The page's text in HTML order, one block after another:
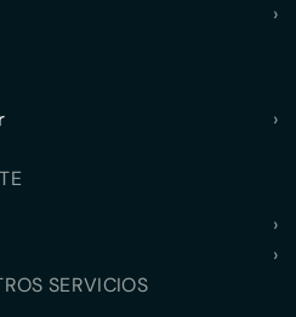
›
›
›
›
SERVICIOS